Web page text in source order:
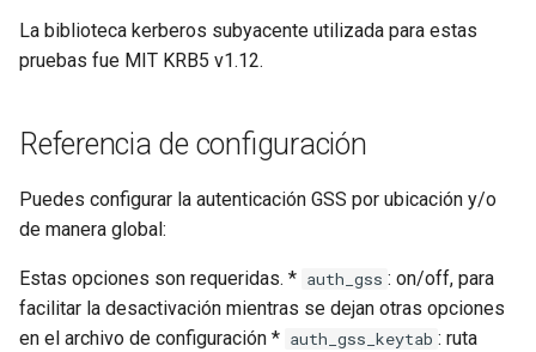
hoedown
httpipe
hyperscan
influx
La biblioteca kerberos subyacente utilizada para estas
pruebas fue MIT KRB5 v1.12.
Referencia de configuración
Puedes configurar la autenticación GSS por ubicación y/o
de manera global:
Estas opciones son requeridas. * auth_gss : on/off, para
facilitar la desactivación mientras se dejan otras opciones
en el archivo de configuración * auth_gss_keytab : ruta